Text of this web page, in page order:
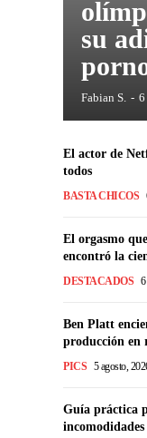
su
Fabian S. - 6
El actor de
todos
BASTA CHICOS
El orgasmo
encontró la
DESTACADOS
Ben Platt
producción en
PICS 5 agosto,
Guía práctica